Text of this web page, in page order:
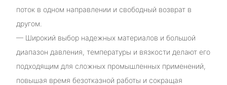
поток в одном направлении и свободный возврат в
другом.
— Широкий выбор надежных материалов и большой
диапазон давления, температуры и вязкости делают его
подходящим для сложных промышленных применений,
повышая время безотказной работы и сокращая